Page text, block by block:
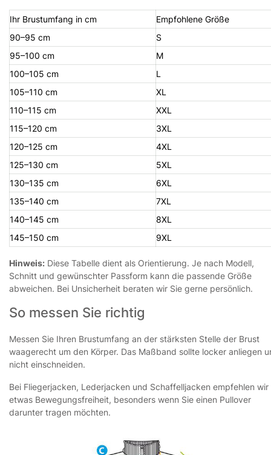
Ihr Brustumfang in cm
Empfohlene Größe
90–95 cm
S
95–100 cm
M
100–105 cm
L
105–110 cm
XL
110–115 cm
XXL
115–120 cm
3XL
120–125 cm
4XL
125–130 cm
5XL
130–135 cm
6XL
135–140 cm
7XL
140–145 cm
8XL
145–150 cm
9XL
Hinweis: Diese Tabelle dient als Orientierung. Je nach Modell,
Schnitt und gewünschter Passform kann die passende Größe
abweichen. Bei Unsicherheit beraten wir Sie gerne persönlich.
So messen Sie richtig
Messen Sie Ihren Brustumfang an der stärksten Stelle der Brust
waagerecht um den Körper. Das Maßband sollte locker anliegen
nicht einschneiden.
Bei Fliegerjacken, Lederjacken und Schaffelljacken empfehlen wir
etwas Bewegungsfreiheit, besonders wenn Sie einen Pullover
darunter tragen möchten.